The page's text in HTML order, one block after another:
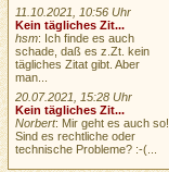
11.10.2021, 10:56 Uhr
Kein tägliches Zit...
hsm: Ich finde es auch
schade, daß es z.Zt. kein
tägliches Zitat gibt. Aber
man...
20.07.2021, 15:28 Uhr
Kein tägliches Zit...
Norbert: Mir geht es auch so!
Sind es rechtliche oder
technische Probleme? :-(...